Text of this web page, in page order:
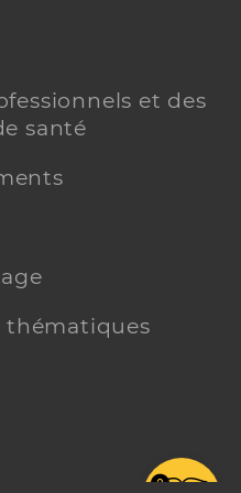
et des
santé
thématiques